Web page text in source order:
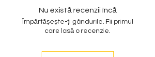
Nu există recenzii încă
Împărtășește-ți gândurile. Fii primul
care lasă o recenzie.